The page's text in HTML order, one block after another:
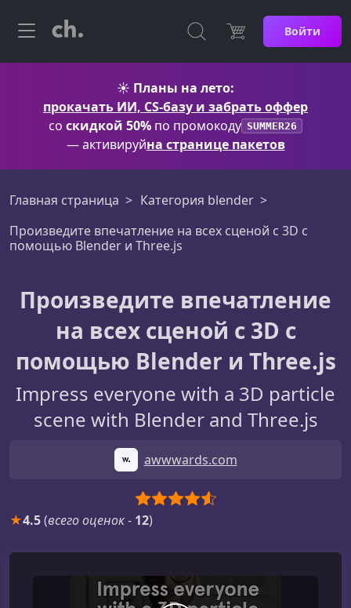
Войти
☀️ Планы на лето:
прокачать ИИ, CS-базу и забрать оффер
со скидкой 50% по промокоду SUMMER26
— активируйна странице пакетов
Главная страница
Категория blender
Произведите впечатление на всех сценой с 3D с
помощью Blender и Three.js
Произведите впечатление
на всех сценой с 3D с
помощью Blender и Three.js
Impress everyone with a 3D particle
scene with Blender and Three.js
awwwards.com
★4.5(всего оценок- 12)